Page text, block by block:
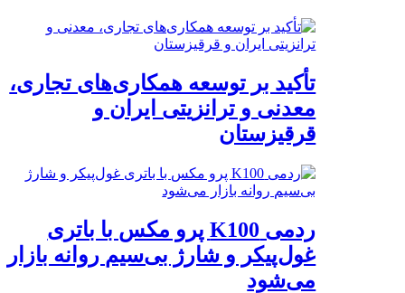
تأکید بر توسعه همکاری‌های تجاری،
معدنی و ترانزیتی ایران و
قرقیزستان
ردمی K100 پرو مکس با باتری
غول‌پیکر و شارژ بی‌سیم روانه بازار
می‌شود